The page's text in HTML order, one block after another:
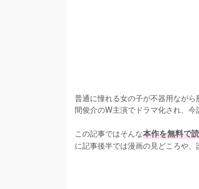
普通に憧れる女の子が不器用なが
間俊介のW主演でドラマ化され、今
この記事ではそんな本作を無料で
に記事後半では漫画の見どころや、